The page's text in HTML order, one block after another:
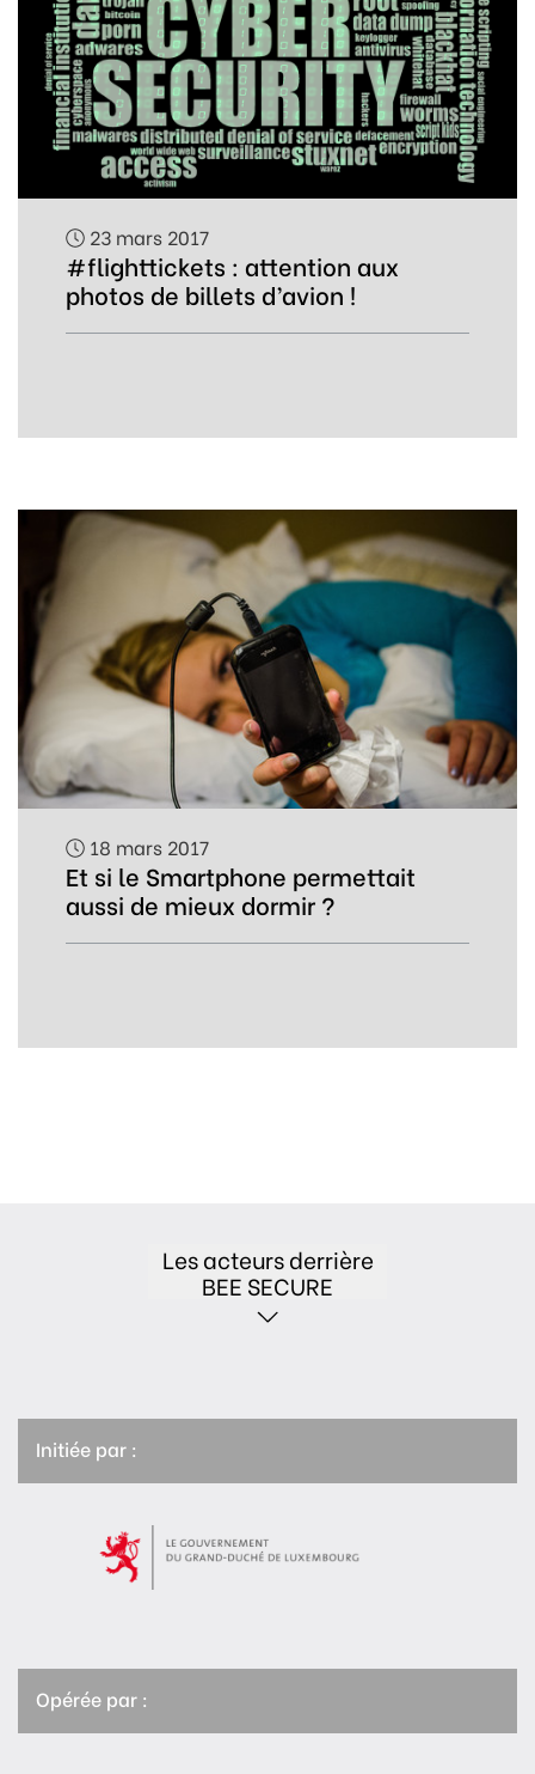
23 mars 2017
#flighttickets : attention aux
photos de billets d’avion !
18 mars 2017
Et si le Smartphone permettait
aussi de mieux dormir ?
Les acteurs derrière
BEE SECURE
Initiée par :
Opérée par :